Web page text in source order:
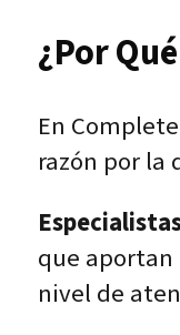
¿Por
En
razón por la
que aportan
nivel de